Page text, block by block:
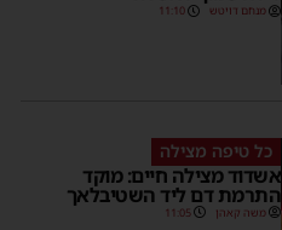
מנחם דויטש 11:10
כל טיפה מצילה
אשדוד מצילה חיים: מוקד
התרמת דם ליד השטיבלאך
משה קאהן 11:05